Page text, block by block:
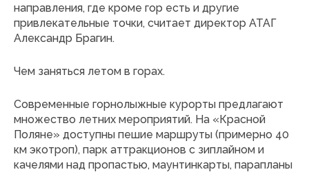
направления, где кроме гор есть и другие
привлекательные точки, считает директор АТАГ
Александр Брагин.
Чем заняться летом в горах.
Современные горнолыжные курорты предлагают
множество летних мероприятий. На «Красной
Поляне» доступны пешие маршруты (примерно 40
км экотроп), парк аттракционов с зиплайном и
качелями над пропастью, маунтинкарты, парапланы